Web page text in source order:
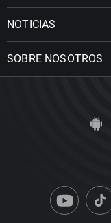
NOTICIAS
SOBRE NOSOTROS